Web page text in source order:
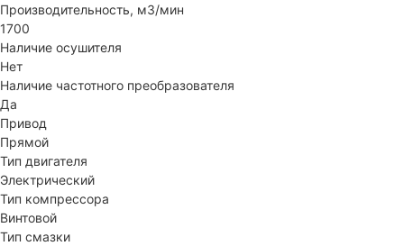
Производительность, м3/мин
1700
Наличие осушителя
Нет
Наличие частотного преобразователя
Да
Привод
Прямой
Тип двигателя
Электрический
Тип компрессора
Винтовой
Тип смазки